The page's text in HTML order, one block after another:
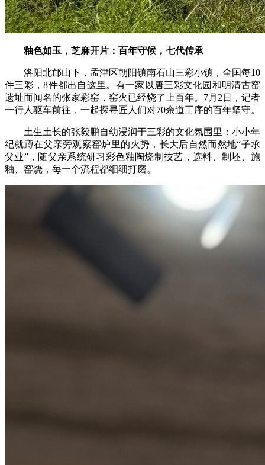
釉色如玉，芝麻开片：百年守候，七代传承
洛阳北邙山下，孟津区朝阳镇南石山三彩小镇，全国每10
件三彩，8件都出自这里。有一家以唐三彩文化园和明清古窑
遗址而闻名的张家彩窑，窑火已经烧了上百年。7月2日，记者
一行人驱车前往，一起探寻匠人们对70余道工序的百年坚守。
土生土长的张毅鹏自幼浸润于三彩的文化氛围里：小小年
纪就蹲在父亲旁观察窑炉里的火势，长大后自然而然地“子承
父业”，随父亲系统研习彩色釉陶烧制技艺，选料、制坯、施
釉、窑烧，每一个流程都细细打磨。